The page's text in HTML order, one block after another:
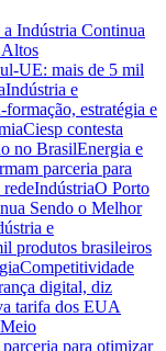
Indústria Continua
Altos
UE: mais de 5 mil
Indústria e
estratégia e
Ciesp contesta
no BrasilEnergia e
parceria para
redeIndústriaO Porto
Sendo o Melhor
e
produtos brasileiros
Competitividade
digital, diz
tarifa dos EUA
para otimizar